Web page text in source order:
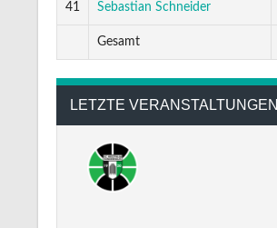
41 Sebastian Schneider
Gesamt
LETZTE VERANSTALTUNGEN